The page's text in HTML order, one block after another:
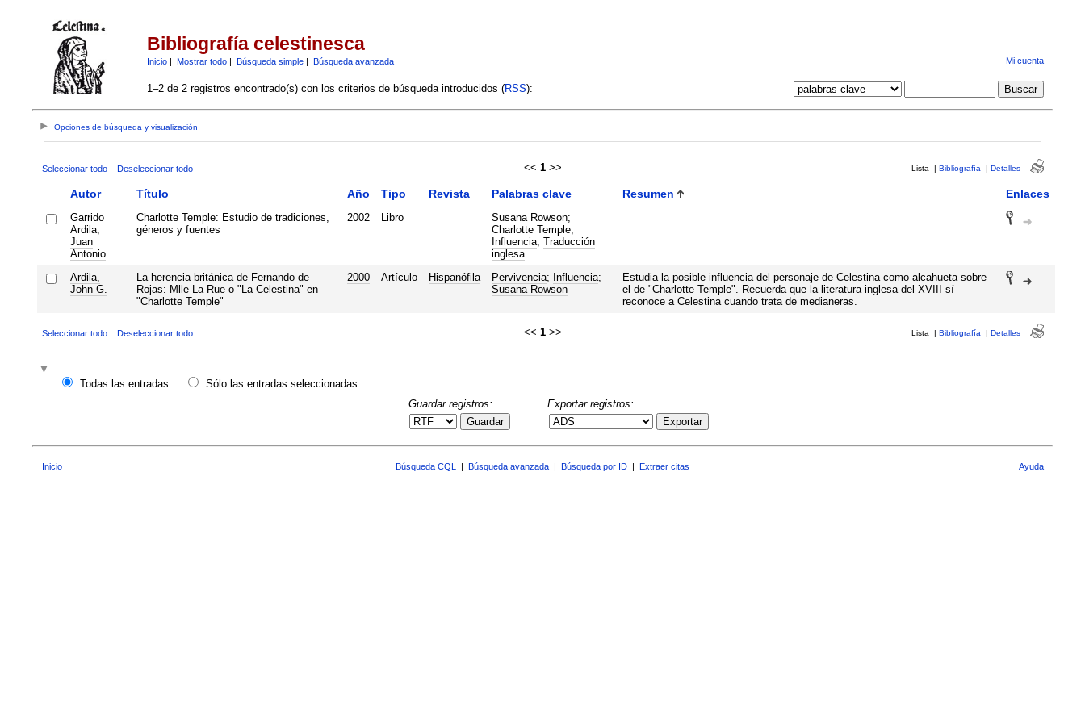
Bibliografía celestinesca
Inicio| Mostrar todo| Búsqueda simple| Búsqueda avanzada Mi cuenta
1–2 de 2 registros encontrado(s) con los criterios de búsqueda introducidos (RSS):
Opciones de búsqueda y visualización
Seleccionar todo Deseleccionar todo << 1 >> Lista | Bibliografía | Detalles
Autor Título Año Tipo Revista Palabras clave Resumen Enlaces
Garrido
Ardila,
Juan
Antonio
Charlotte Temple: Estudio de tradiciones,
géneros y fuentes
2002 Libro Susana Rowson;
Charlotte Temple;
Influencia; Traducción
inglesa
Ardila,
John G.
La herencia británica de Fernando de
Rojas: Mlle La Rue o "La Celestina" en
"Charlotte Temple"
2000 Artículo Hispanófila Pervivencia; Influencia;
Susana Rowson
Estudia la posible influencia del personaje de Celestina como alcahueta sobre
el de "Charlotte Temple". Recuerda que la literatura inglesa del XVIII sí
reconoce a Celestina cuando trata de medianeras.
Seleccionar todo Deseleccionar todo << 1 >> Lista | Bibliografía | Detalles
Todas las entradas
Sólo las entradas seleccionadas:
Guardar registros:
Guardar
Exportar registros:
Exportar
Inicio Búsqueda CQL Búsqueda avanzada Búsqueda por ID Extraer citas Ayuda